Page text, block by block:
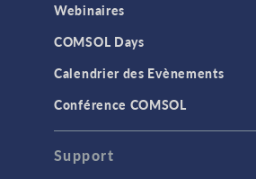
Webinaires
COMSOL Days
Calendrier des Evènements
Conférence COMSOL
Support